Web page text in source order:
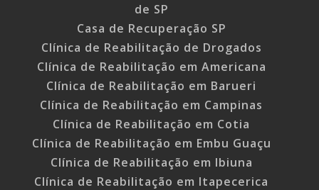
de SP
Casa de Recuperação SP
Clínica de Reabilitação de Drogados
Clínica de Reabilitação em Americana
Clínica de Reabilitação em Barueri
Clínica de Reabilitação em Campinas
Clínica de Reabilitação em Cotia
Clínica de Reabilitação em Embu Guaçu
Clínica de Reabilitação em Ibiuna
Clínica de Reabilitação em Itapecerica